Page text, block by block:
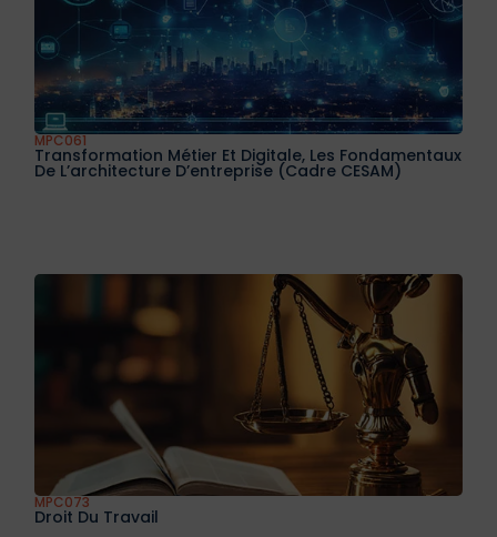
MPC061
Transformation Métier Et Digitale, Les Fondamentaux
De L’architecture D’entreprise (Cadre CESAM)
MPC073
Droit Du Travail